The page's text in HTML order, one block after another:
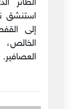
الطّائر
استنشق
إلى
الخالص،
العصافير.